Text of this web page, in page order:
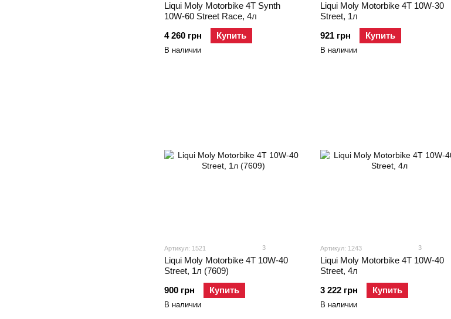
Liqui Moly Motorbike 4T Synth
10W-60 Street Race, 4л
4 260 грн
Купить
В наличии
Liqui Moly Motorbike 4T 10W-30
Street, 1л
921 грн
Купить
В наличии
Артикул: 1521 3
Liqui Moly Motorbike 4T 10W-40
Street, 1л (7609)
900 грн
Купить
В наличии
Артикул: 1243 3
Liqui Moly Motorbike 4T 10W-40
Street, 4л
3 222 грн
Купить
В наличии